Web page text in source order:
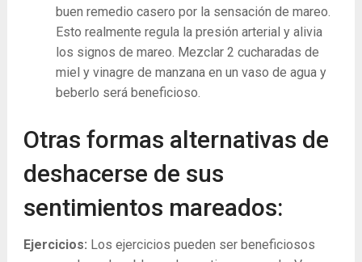
buen remedio casero por la sensación de mareo.
Esto realmente regula la presión arterial y alivia
los signos de mareo. Mezclar 2 cucharadas de
miel y vinagre de manzana en un vaso de agua y
beberlo será beneficioso.
Otras formas alternativas de
deshacerse de sus
sentimientos mareados:
Ejercicios: Los ejercicios pueden ser beneficiosos